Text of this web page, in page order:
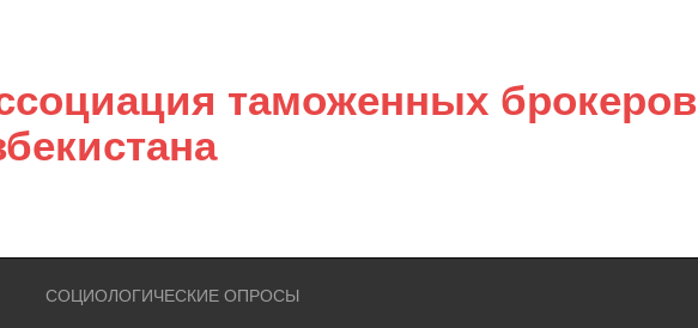
таможенных брокеров
СОЦИОЛОГИЧЕСКИЕ ОПРОСЫ